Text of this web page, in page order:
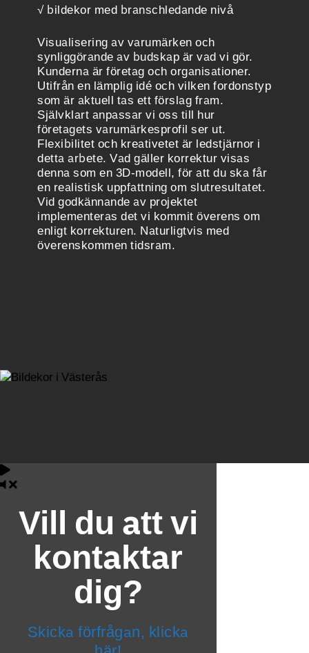
√ bildekor med branschledande nivå
Visualisering av varumärken och
synliggörande av budskap är vad vi gör.
Kunderna är företag och organisationer.
Utifrån en lämplig idé och vilken fordonstyp
som är aktuell tas ett förslag fram.
Självklart anpassar vi oss till hur
företagets varumärkesprofil ser ut.
Flexibilitet och kreativetet är ledstjärnor i
detta arbete. Vad gäller korrektur visas
denna som en 3D-modell, för att du ska får
en realistisk uppfattning om slutresultatet.
Vid godkännande av projektet
implementeras det vi kommit överens om
enligt korrekturen. Naturligtvis med
överenskommen tidsram.
Vill du att vi
kontaktar
dig?
Skicka förfrågan, klicka